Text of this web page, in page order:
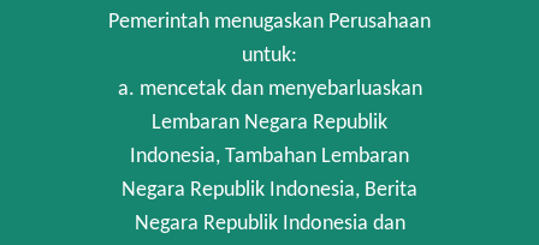
Pemerintah menugaskan Perusahaan
untuk:
a. mencetak dan menyebarluaskan
Lembaran Negara Republik
Indonesia, Tambahan Lembaran
Negara Republik Indonesia, Berita
Negara Republik Indonesia dan